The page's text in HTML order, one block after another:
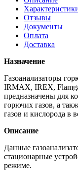
Отзывы
Документы
Оплата
Доставка
Назначение
Газоанализаторы
IRMAX, IREX,
предназначены для
горючих газов, а
газов и кислорода в
Описание
Данные
стационарные
режиме.